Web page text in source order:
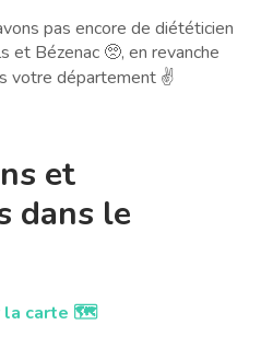
pas encore de diététicien
et Bézenac 🥺, en revanche
votre département ✌️
et
dans le
la carte 🗺️